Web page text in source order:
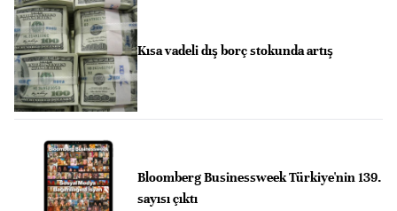
Kısa vadeli dış borç stokunda artış
Bloomberg Businessweek Türkiye'nin 139.
sayısı çıktı